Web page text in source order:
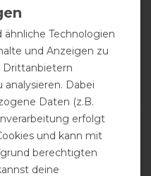
299,95 € *
ARTIKEL MERKEN
Technologien
und Anzeigen zu
Drittanbietern
Dabei
Daten (z.B.
erfolgt
und kann mit
berechtigten
deine